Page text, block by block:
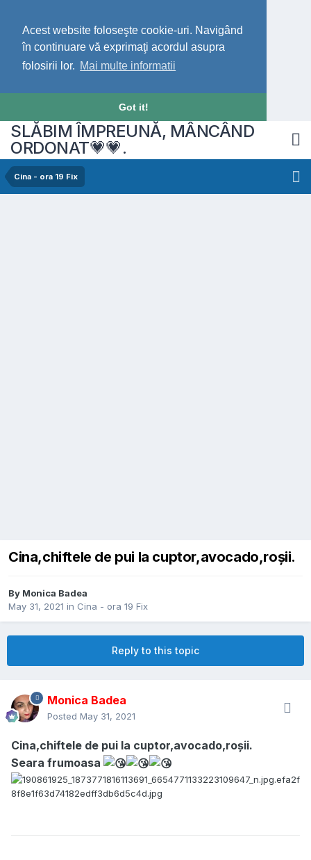
Acest website foloseşte cookie-uri. Navigând
în continuare vă exprimaţi acordul asupra
folosirii lor. Mai multe informatii
Got it!
SLĂBIM ÎMPREUNĂ, MÂNCÂND
ORDONAT💗💗.
Cina - ora 19 Fix
Cina,chiftele de pui la cuptor,avocado,roșii.
By Monica Badea
May 31, 2021 in Cina - ora 19 Fix
Reply to this topic
Monica Badea
Posted May 31, 2021
Cina,chiftele de pui la cuptor,avocado,roșii.
Seara frumoasa